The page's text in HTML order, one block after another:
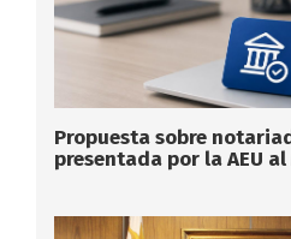
Propuesta sobre
presentada por la AEU al